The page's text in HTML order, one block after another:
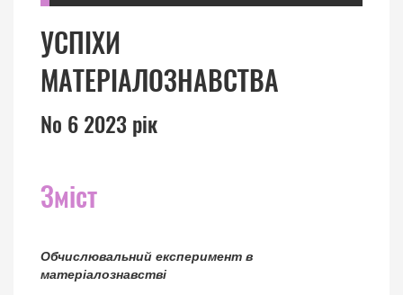
УСПІХИ
МАТЕРІАЛОЗНАВСТВА
№ 6 2023 рік
Зміст
Обчислювальний експеримент в
матеріалознавстві